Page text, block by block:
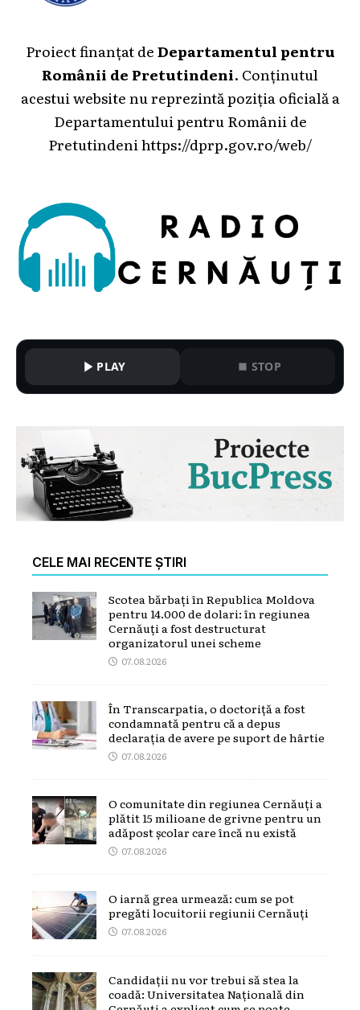
Proiect finanțat deDepartamentul pentru
Românii de Pretutindeni. Conținutul
acestui website nu reprezintă poziția oficială a
Departamentului pentru Românii de
Pretutindeni https://dprp.gov.ro/web/
PLAY STOP
CELE MAI RECENTE ȘTIRI
Scotea bărbați în Republica Moldova
pentru 14.000 de dolari: în regiunea
Cernăuți a fost destructurat
organizatorul unei scheme
07.08.2026
În Transcarpatia, o doctoriță a fost
condamnată pentru că a depus
declarația de avere pe suport de hârtie
07.08.2026
O comunitate din regiunea Cernăuți a
plătit 15 milioane de grivne pentru un
adăpost școlar care încă nu există
07.08.2026
O iarnă grea urmează: cum se pot
pregăti locuitorii regiunii Cernăuți
07.08.2026
Candidații nu vor trebui să stea la
coadă: Universitatea Națională din